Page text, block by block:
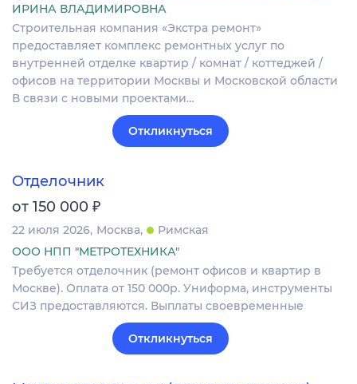
ИРИНА ВЛАДИМИРОВНА
Строительная компания «Экстра ремонт»
предоставляет комплекс ремонтных услуг по
внутренней отделке квартир / комнат / коттеджей /
офисов на территории Москвы и Московской области
В связи с новыми проектами…
Откликнуться
Отделочник
от 150 000 ₽
22 июля 2026 Москва
Римская
ООО НПП "МЕТРОТЕХНИКА"
Требуется отделочник (ремонт офисов и квартир в
Москве). Оплата от 150 000р. Униформа, инструменты
СИЗ предоставляются. Выплаты своевременные
Откликнуться